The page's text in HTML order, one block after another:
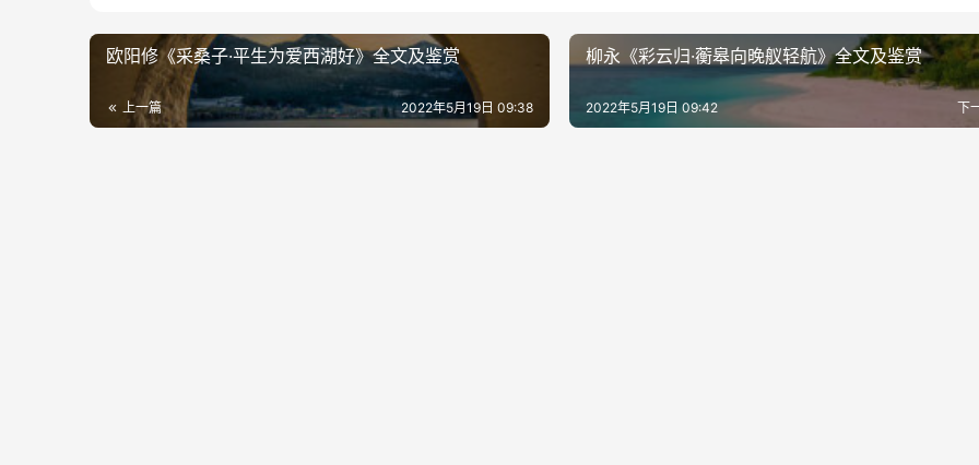
欧阳修《采桑子·平生为爱西湖好》全文及鉴赏
上一篇 2022年5月19日 09:38
柳永《彩云归·蘅皋向晚舣轻航》全文及鉴赏
下
2022年5月19日 09:42